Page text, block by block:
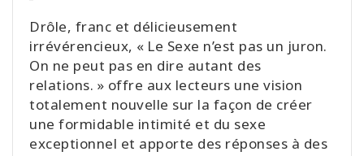
Drôle, franc et délicieusement
irrévérencieux, « Le Sexe n’est pas un juron.
On ne peut pas en dire autant des
relations. » offre aux lecteurs une vision
totalement nouvelle sur la façon de créer
une formidable intimité et du sexe
exceptionnel et apporte des réponses à des